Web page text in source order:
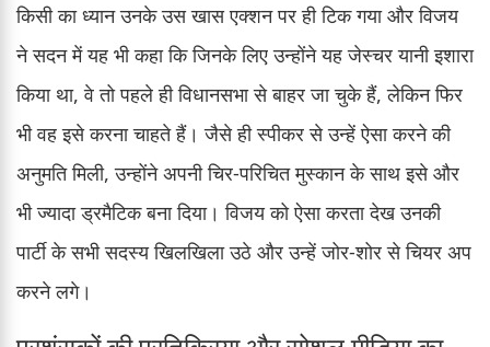
किसी का ध्यान उनके उस खास एक्शन पर ही टिक गया और विजय
ने सदन में यह भी कहा कि जिनके लिए उन्होंने यह जेस्चर यानी इशारा
किया था, वे तो पहले ही विधानसभा से बाहर जा चुके हैं, लेकिन फिर
भी वह इसे करना चाहते हैं। जैसे ही स्पीकर से उन्हें ऐसा करने की
अनुमति मिली, उन्होंने अपनी चिर-परिचित मुस्कान के साथ इसे और
भी ज्यादा ड्रमैटिक बना दिया। विजय को ऐसा करता देख उनकी
पार्टी के सभी सदस्य खिलखिला उठे और उन्हें जोर-शोर से चियर अप
करने लगे।